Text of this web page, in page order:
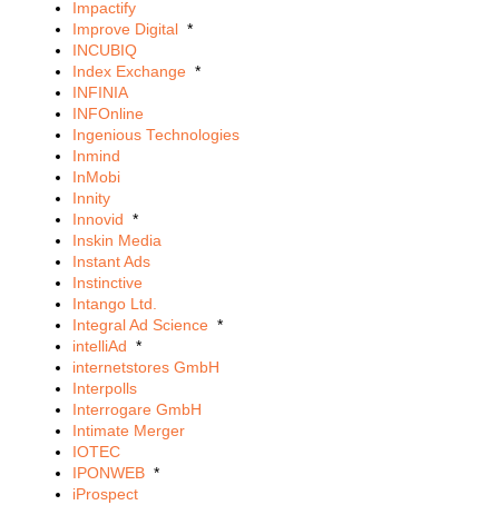
Impactify
Improve Digital *
INCUBIQ
Index Exchange *
INFINIA
INFOnline
Ingenious Technologies
Inmind
InMobi
Innity
Innovid *
Inskin Media
Instant Ads
Instinctive
Intango Ltd.
Integral Ad Science *
intelliAd *
internetstores GmbH
Interpolls
Interrogare GmbH
Intimate Merger
IOTEC
IPONWEB *
iProspect